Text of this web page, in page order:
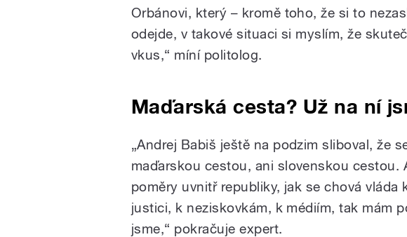
Orbánovi, který – kromě toho, že si to
odejde, v takové situaci si myslím, že
vkus,“ míní politolog.
Maďarská cesta? Už na ní
„Andrej Babiš ještě na podzim sliboval, že
maďarskou cestou, ani slovenskou cestou.
poměry uvnitř republiky, jak se chová
justici, k neziskovkám, k médiím, tak mám
jsme,“ pokračuje expert.